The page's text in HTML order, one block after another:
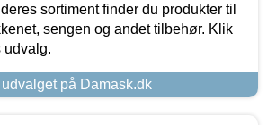
sortiment finder du produkter til
sengen og andet tilbehør. Klik
udvalg.
på Damask.dk